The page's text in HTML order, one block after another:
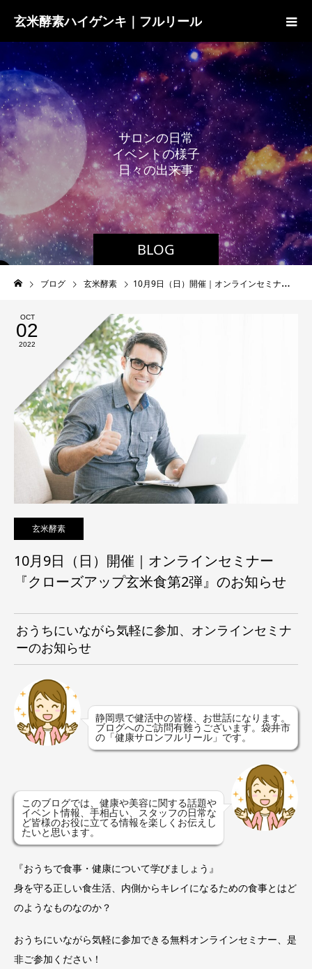
玄米酵素ハイゲンキ｜フルリール
BLOG
サロンの日常
イベン トの様子
日々の出来事
ブログ 玄米酵素 10月9日（日）開催｜オンラインセミナー『クローズアップ玄米食第2弾』のお知らせ
OCT
02
2022
玄米酵素
10月9日（日）開催｜オンラインセミナー
『クローズアップ玄米食第2弾』のお知らせ
おうちにいながら気軽に参加、オンラインセミナ
ーのお知らせ
静岡県で健活中の皆様、お世話になります。
ブログへのご訪問有難うございます。袋井市
の「健康サロンフルリール」です。
このブログでは、健康や美容に関する話題や
イベント情報、手相占い、スタッフの日常な
ど皆様のお役に立てる情報を楽しくお伝えし
たいと思います。
『おうちで食事・健康について学びましょう』
身を守る正しい食生活、内側からキレイになるための食事とはど
のようなものなのか？
おうちにいながら気軽に参加できる無料オンラインセミナー、是
非ご参加ください！